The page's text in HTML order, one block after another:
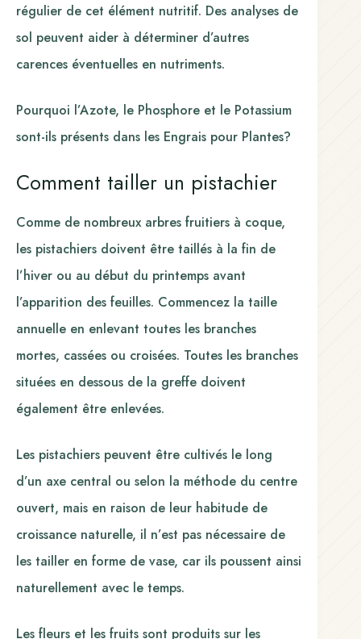
régulier de cet élément nutritif. Des analyses de
sol peuvent aider à déterminer d’autres
carences éventuelles en nutriments.
Pourquoi l’Azote, le Phosphore et le Potassium
sont-ils présents dans les Engrais pour Plantes?
Comment tailler un pistachier
Comme de nombreux arbres fruitiers à coque,
les pistachiers doivent être taillés à la fin de
l’hiver ou au début du printemps avant
l’apparition des feuilles. Commencez la taille
annuelle en enlevant toutes les branches
mortes, cassées ou croisées. Toutes les branches
situées en dessous de la greffe doivent
également être enlevées.
Les pistachiers peuvent être cultivés le long
d’un axe central ou selon la méthode du centre
ouvert, mais en raison de leur habitude de
croissance naturelle, il n’est pas nécessaire de
les tailler en forme de vase, car ils poussent ainsi
naturellement avec le temps.
Les fleurs et les fruits sont produits sur les